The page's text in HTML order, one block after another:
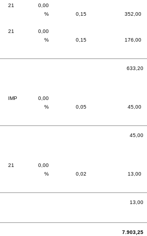
21
0,00
%
0,15 352,00
21
0,00
%
0,15 176,00
633,20
IMP
0,00
%
0,05 45,00
45,00
21
0,00
%
0,02 13,00
13,00
7.903,25